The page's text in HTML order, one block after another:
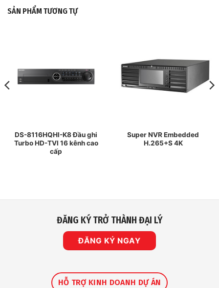
SẢN PHẨM TƯƠNG TỰ
DS-8116HQHI-K8 Đầu ghi
Turbo HD-TVI 16 kênh cao
cấp
Super NVR Embedded
H.265+S 4K
ĐĂNG KÝ TRỞ THÀNH ĐẠI LÝ
ĐĂNG KÝ NGAY
HỖ TRỢ KINH DOANH DỰ ÁN